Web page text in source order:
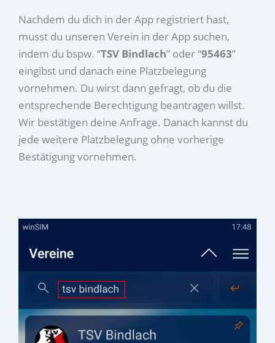
Nachdem du dich in der App registriert hast,
musst du unseren Verein in der App suchen,
indem du bspw. “TSV Bindlach” oder “95463”
eingibst und danach eine Platzbelegung
vornehmen. Du wirst dann gefragt, ob du die
entsprechende Berechtigung beantragen willst.
Wir bestätigen deine Anfrage. Danach kannst du
jede weitere Platzbelegung ohne vorherige
Bestätigung vornehmen.